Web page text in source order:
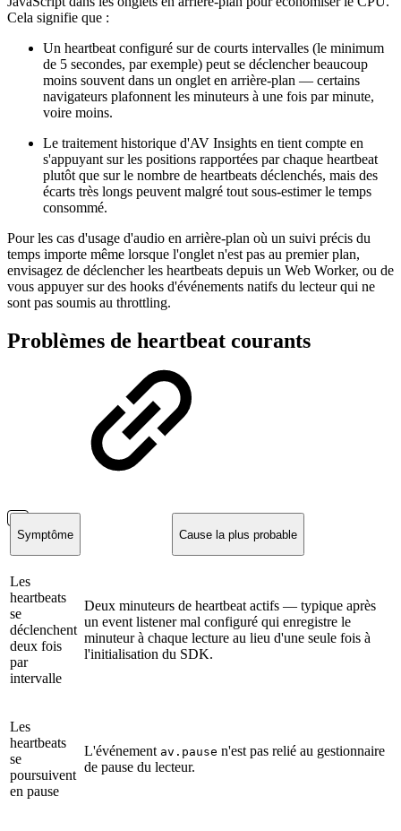
Cela signifie que :
Un heartbeat configuré sur de courts intervalles (le minimum
de 5 secondes, par exemple) peut se déclencher beaucoup
moins souvent dans un onglet en arrière-plan — certains
navigateurs plafonnent les minuteurs à une fois par minute,
voire moins.
Le traitement historique d'AV Insights en tient compte en
s'appuyant sur les positions rapportées par chaque heartbeat
plutôt que sur le nombre de heartbeats déclenchés, mais des
écarts très longs peuvent malgré tout sous-estimer le temps
consommé.
Pour les cas d'usage d'audio en arrière-plan où un suivi précis du
temps importe même lorsque l'onglet n'est pas au premier plan,
envisagez de déclencher les heartbeats depuis un Web Worker, ou de
vous appuyer sur des hooks d'événements natifs du lecteur qui ne
sont pas soumis au throttling.
Problèmes de heartbeat courants
Symptôme Cause la plus probable
Les
heartbeats
se
déclenchent
deux fois
par
intervalle
Deux minuteurs de heartbeat actifs — typique après
un event listener mal configuré qui enregistre le
minuteur à chaque lecture au lieu d'une seule fois à
l'initialisation du SDK.
Les
heartbeats
se
poursuivent
en pause
L'événement av.pause n'est pas relié au gestionnaire
de pause du lecteur.